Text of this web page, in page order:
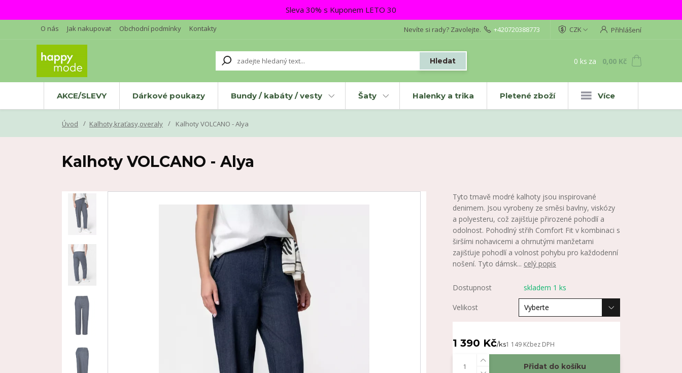
Sleva 30% s Kuponem LETO 30
O nás Jak nakupovat Obchodní podmínky Kontakty CZK Přihlášení
Hledat
Nevíte si rady? Zavolejte. +420720388773
0 ks za 0,00 Kč
AKCE/SLEVY Dárkové poukazy Bundy / kabáty / vesty Šaty Halenky a trika Pletené zboží Více
Úvod Kalhoty,kraťasy,overaly Kalhoty VOLCANO - Alya
Kalhoty VOLCANO - Alya
Tyto tmavě modré kalhoty jsou inspirované
denimem. Jsou vyrobeny ze směsi bavlny, viskózy
a polyesteru, což zajišťuje přirozené pohodlí a
odolnost. Pohodlný střih Comfort Fit v kombinaci s
širšími nohavicemi a ohrnutými manžetami
zajišťuje pohodlí a volnost pohybu pro každodenní
nošení. Tyto dámsk... celý popis
Dostupnost skladem 1 ks
Velikost
1 390 Kč/ks1 149 Kčbez DPH
Přidat do košíku